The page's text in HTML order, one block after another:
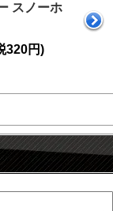
スノーホ
320円)